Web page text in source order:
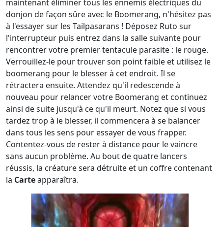
maintenant éliminer tous les ennemis électriques du
donjon de façon sûre avec le Boomerang, n'hésitez pas
à l'essayer sur les Tailpasarans ! Déposez Ruto sur
l'interrupteur puis entrez dans la salle suivante pour
rencontrer votre premier tentacule parasite : le rouge.
Verrouillez-le pour trouver son point faible et utilisez le
boomerang pour le blesser à cet endroit. Il se
rétractera ensuite. Attendez qu'il redescende à
nouveau pour relancer votre Boomerang et continuez
ainsi de suite jusqu'à ce qu'il meurt. Notez que si vous
tardez trop à le blesser, il commencera à se balancer
dans tous les sens pour essayer de vous frapper.
Contentez-vous de rester à distance pour le vaincre
sans aucun problème. Au bout de quatre lancers
réussis, la créature sera détruite et un coffre contenant
la Carteapparaîtra.